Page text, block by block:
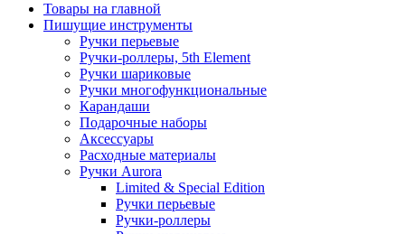
Товары на главной
Пишущие инструменты
Ручки перьевые
Ручки-роллеры, 5th Element
Ручки шариковые
Ручки многофункциональные
Карандаши
Подарочные наборы
Аксессуары
Расходные материалы
Ручки Aurora
Limited & Special Edition
Ручки перьевые
Ручки-роллеры